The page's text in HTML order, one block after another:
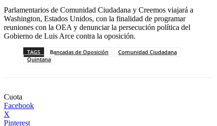
Parlamentarios de Comunidad Ciudadana y Creemos viajará a
Washington, Estados Unidos, con la finalidad de programar
reuniones con la OEA y denunciar la persecución política del
Gobierno de Luis Arce contra la oposición.
TAGS Bancadas de Oposición
Comunidad Ciudadana
Quintana
Cuota
Facebook
X
Pinterest